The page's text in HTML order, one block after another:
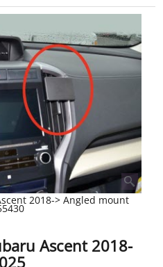
2018-> Angled mount
Ascent 2018-